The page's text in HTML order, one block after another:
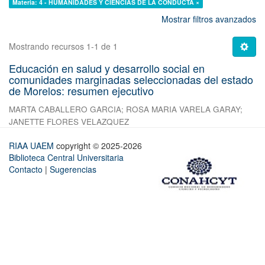
Materia: 4 - HUMANIDADES Y CIENCIAS DE LA CONDUCTA ×
Mostrar filtros avanzados
Mostrando recursos 1-1 de 1
Educación en salud y desarrollo social en
comunidades marginadas seleccionadas del estado
de Morelos: resumen ejecutivo
MARTA CABALLERO GARCIA; ROSA MARIA VARELA GARAY;
JANETTE FLORES VELAZQUEZ
RIAA UAEM copyright © 2025-2026
Biblioteca Central Universitaria
Contacto | Sugerencias